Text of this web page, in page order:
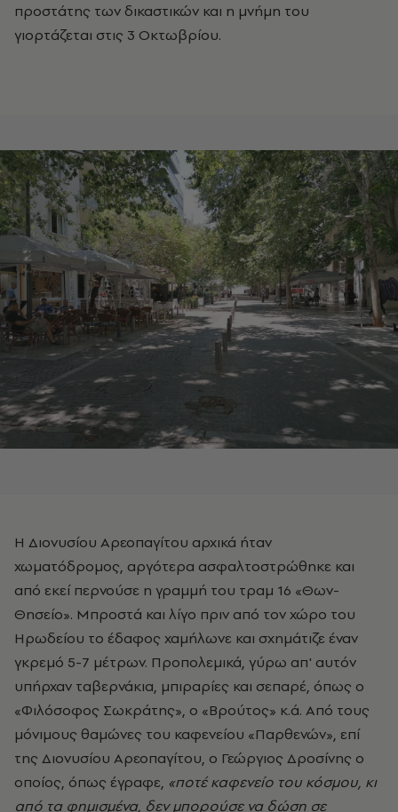
προστάτης των δικαστικών και η μνήμη του
γιορτάζεται στις 3 Οκτωβρίου.
Η Διονυσίου Αρεοπαγίτου αρχικά ήταν
χωματόδρομος, αργότερα ασφαλτοστρώθηκε και
από εκεί περνούσε η γραμμή του τραμ 16 «Θων-
Θησείο». Μπροστά και λίγο πριν από τον χώρο του
Ηρωδείου το έδαφος χαμήλωνε και σχημάτιζε έναν
γκρεμό 5-7 μέτρων. Προπολεμικά, γύρω απ' αυτόν
υπήρχαν ταβερνάκια, μπιραρίες και σεπαρέ, όπως ο
«Φιλόσοφος Σωκράτης», ο «Βρούτος» κ.ά. Από τους
μόνιμους θαμώνες του καφενείου «Παρθενών», επί
της Διονυσίου Αρεοπαγίτου, ο Γεώργιος Δροσίνης ο
οποίος, όπως έγραφε, «ποτέ καφενείο του κόσμου, κι
από τα φημισμένα, δεν μπορούσε να δώση σε